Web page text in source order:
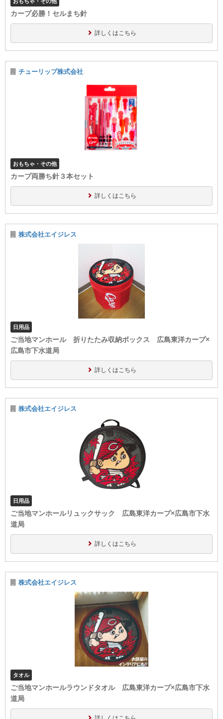
カープ必勝！セルまち針
詳しくはこちら
チューリップ株式会社
おもちゃ・その他
カープ両勝ち針３本セット
詳しくはこちら
株式会社エイジレス
日用品
ご当地マンホール 折りたたみ収納ボックス 広島東洋カープ×
広島市下水道局
詳しくはこちら
株式会社エイジレス
日用品
ご当地マンホールリュックサック 広島東洋カープ×広島市下水
道局
詳しくはこちら
株式会社エイジレス
タオル
ご当地マンホールラウンドタオル 広島東洋カープ×広島市下水
道局